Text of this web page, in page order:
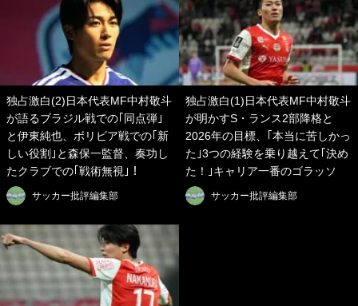
独占激白(2)日本代表MF中村敬斗
が語るブラジル戦での｢同点弾｣
と伊東純也、ボリビア戦での｢新
しい役割｣と森保一監督、奏功し
たクラブでの｢戦術無視｣！
サッカー批評編集部
独占激白(1)日本代表MF中村敬斗
が明かすS・ランス2部降格と
2026年の目標、｢本当に苦しかっ
た｣3つの経験を乗り越えて｢決め
た！｣キャリア一番のゴラッソ
サッカー批評編集部